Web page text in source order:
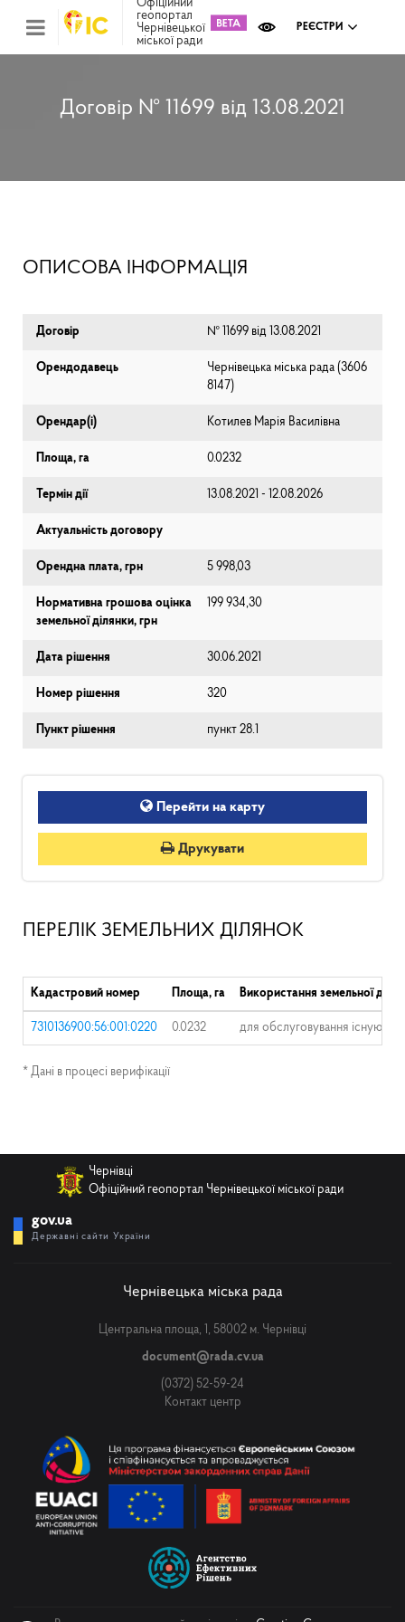
Офіційний
геопортал
Чернівецької
міської ради
РЕЄСТРИ
Договір № 11699 від 13.08.2021
ОПИСОВА ІНФОРМАЦІЯ
Договір № 11699 від 13.08.2021
Орендодавець
Чернівецька міська рада (⁨3606
8147⁩)
Орендар(і) Котилев Марія Василівна
Площа, га 0.0232
Термін дії 13.08.2021 - 12.08.2026
Актуальність договору
Орендна плата, грн 5 998,03
Нормативна грошова оцінка
земельної ділянки, грн
199 934,30
Дата рішення 30.06.2021
Номер рішення 320
Пункт рішення пункт 28.1
Перейти на карту
Друкувати
ПЕРЕЛІК ЗЕМЕЛЬНИХ ДІЛЯНОК
Кадастровий номер Площа, га Використання земельної
7310136900:56:001:0220 0.0232 для обслуговування
* Дані в процесі верифікації
Чернівці
Офіційний геопортал Чернівецької міської ради
gov.ua
Державні сайти України
Чернівецька міська рада
Центральна площа, 1, 58002 м. Чернівці
document@rada.cv.ua
(0372) 52-59-24
Контакт центр